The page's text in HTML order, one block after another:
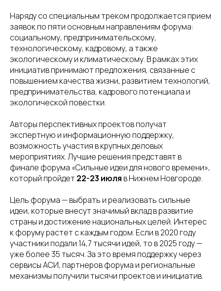
Наряду со специальным треком продолжается прием
заявок по пяти основным направлениям форума:
социальному, предпринимательскому,
технологическому, кадровому, а также
экологическому и климатическому. В рамках этих
инициатив принимают предложения, связанные с
повышением качества жизни, развитием технологий,
предпринимательства, кадрового потенциала и
экологической повестки.
Авторы перспективных проектов получат
экспертную и информационную поддержку,
возможность участия в крупных деловых
мероприятиях. Лучшие решения представят в
финале форума «Сильные идеи для нового времени»,
который пройдет22-23 июля в Нижнем Новгороде.
Цель форума — выбрать и реализовать сильные
идеи, которые внесут значимый вклад в развитие
страны и достижение национальных целей. Интерес
к форуму растет с каждым годом. Если в 2020 году
участники подали 14,7 тысячи идей, то в 2025 году —
уже более 35 тысяч. За это время поддержку через
сервисы АСИ, партнеров форума и региональные
механизмы получили тысячи проектов и инициатив.